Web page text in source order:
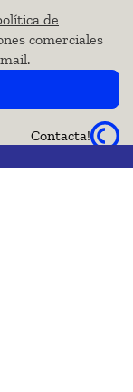
de
comerciales
Contacta!